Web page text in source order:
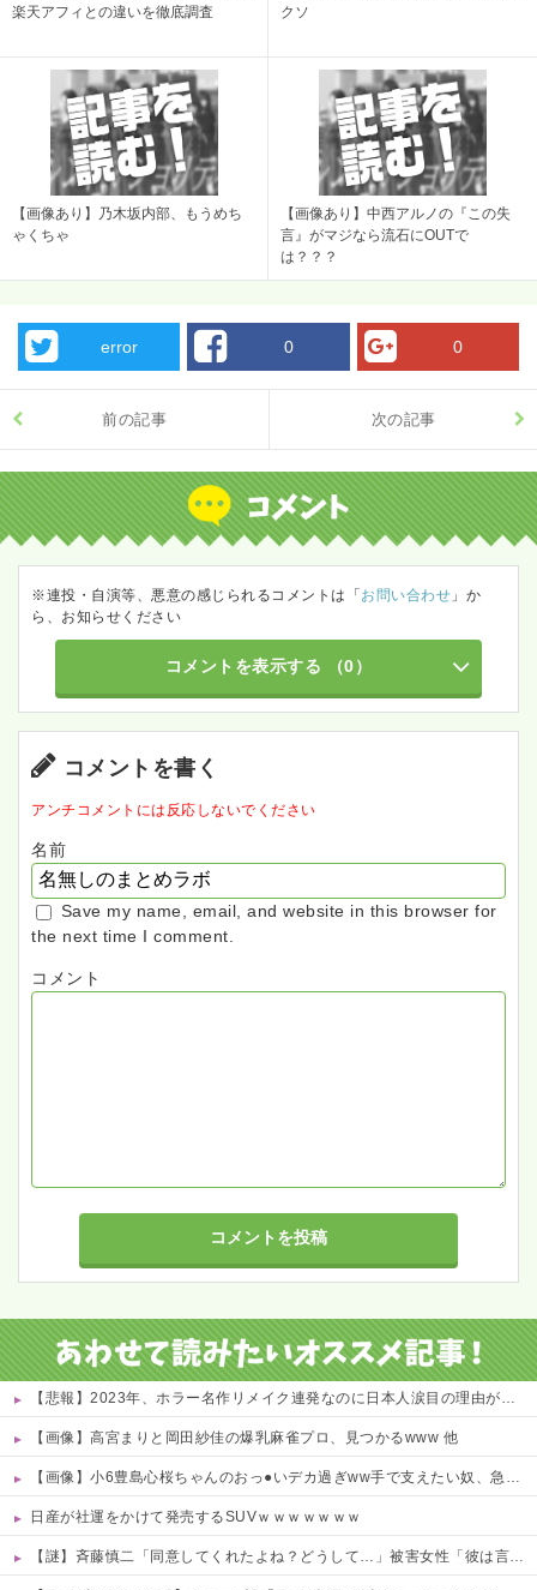
楽天アフィとの違いを徹底調査
クソ
【画像あり】乃木坂内部、もうめち
ゃくちゃ
【画像あり】中西アルノの『この失
言』がマジなら流石にOUTで
は？？？
error 0 0
前の記事 次の記事
※連投・自演等、悪意の感じられるコメントは「お問い合わせ 」か
ら、お知らせください
コメントを表示する （0）
コメントを書く
アンチコメントには反応しないでください
名前
Save my name, email, and website in this browser for
the next time I comment.
コメント
【悲報】2023年、ホラー名作リメイク連発なのに日本人涙目の理由がこれｗｗｗｗ 他
【画像】高宮まりと岡田紗佳の爆乳麻雀プロ、見つかるwww 他
【画像】小6豊島心桜ちゃんのおっ●いデカ過ぎww手で支えたい奴、急げｗｗｗｗ 他
日産が社運をかけて発売するSUVｗｗｗｗｗｗｗ
【謎】斉藤慎二「同意してくれたよね？どうして…」被害女性「彼は言葉が通じないモンスター」